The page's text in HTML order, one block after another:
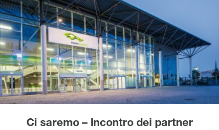
Ci saremo – Incontro dei partner